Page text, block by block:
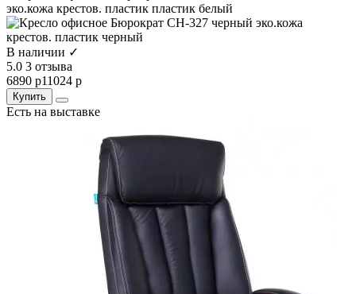
В наличии ✓
5.0 3 отзыва
6890 р11024 р
Купить
Есть на выставке